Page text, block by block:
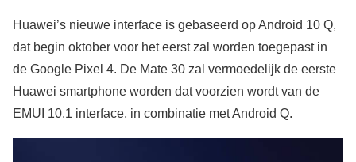
Huawei’s nieuwe interface is gebaseerd op Android 10 Q,
dat begin oktober voor het eerst zal worden toegepast in
de Google Pixel 4. De Mate 30 zal vermoedelijk de eerste
Huawei smartphone worden dat voorzien wordt van de
EMUI 10.1 interface, in combinatie met Android Q.